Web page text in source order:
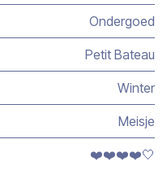
Ondergoed
Petit Bateau
Winter
Meisje
❤️❤️❤️❤️🤍